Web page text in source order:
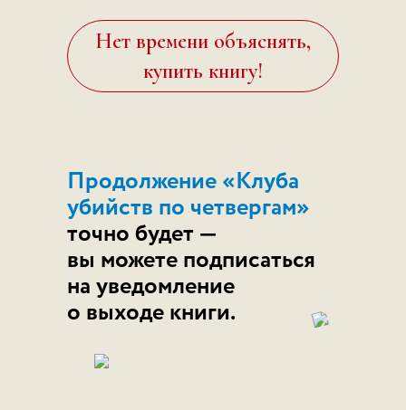
Нет времени объяснять,
купить книгу!
Продолжение «Клуба
убийств по четвергам»
точно будет —
вы можете подписаться
на уведомление
о выходе книги.